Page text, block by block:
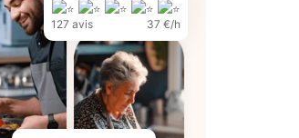
127 avis 37 €/h